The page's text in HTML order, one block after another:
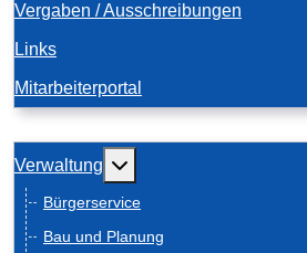
Vergaben / Ausschreibungen
Links
Mitarbeiterportal
Verwaltung Weitere Informationen:
Bürgerservice
Bau und Planung